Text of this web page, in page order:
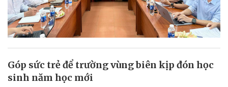
Góp sức trẻ để trường vùng biên kịp đón học
sinh năm học mới